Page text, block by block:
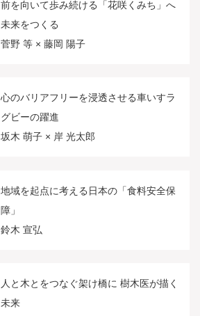
前を向いて歩み続ける「花咲くみち」へ
未来をつくる
菅野 等 × 藤岡 陽子
心のバリアフリーを浸透させる車いすラ
グビーの躍進
坂木 萌子 × 岸 光太郎
地域を起点に考える日本の「食料安全保
障」
鈴木 宣弘
人と木とをつなぐ架け橋に 樹木医が描く
未来